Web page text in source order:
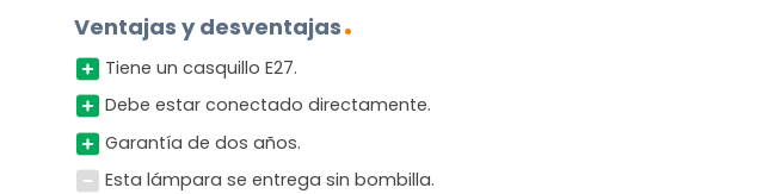
Ventajas y desventajas
Tiene un casquillo E27.
Debe estar conectado directamente.
Garantía de dos años.
Esta lámpara se entrega sin bombilla.